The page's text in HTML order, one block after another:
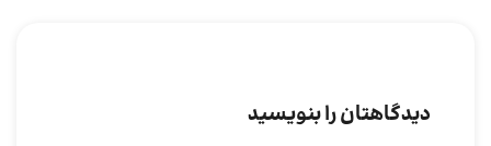
دیدگاهتان را بنویسید